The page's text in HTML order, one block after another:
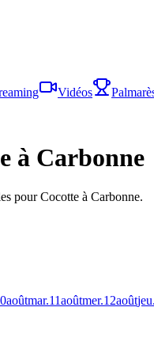
Vidéos
à Carbonne
pour Cocotte à Carbonne.
aoûtmar.11aoûtmer.12aoûtjeu.